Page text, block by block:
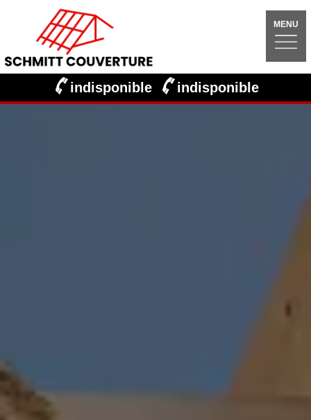
MENU
indisponible indisponible